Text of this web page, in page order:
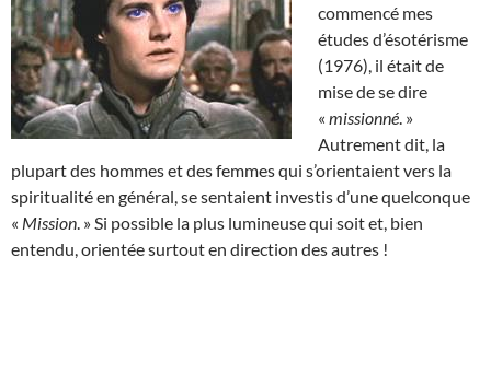
commencé mes
études d’ésotérisme
(1976), il était de
mise de se dire
« missionné . »
Autrement dit, la
plupart des hommes et des femmes qui s’orientaient vers la
spiritualité en général, se sentaient investis d’une quelconque
« Mission . » Si possible la plus lumineuse qui soit et, bien
entendu, orientée surtout en direction des autres !